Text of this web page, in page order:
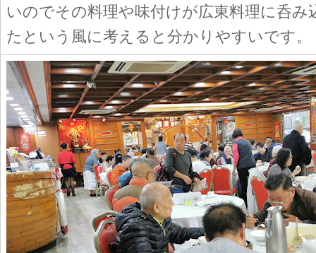
いのでその料理や味付けが広東料理に呑み
たという風に考えると分かりやすいです。